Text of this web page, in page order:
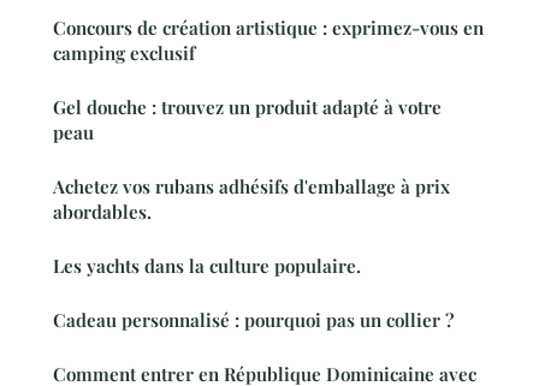
Concours de création artistique : exprimez-vous en
camping exclusif
Gel douche : trouvez un produit adapté à votre
peau
Achetez vos rubans adhésifs d'emballage à prix
abordables.
Les yachts dans la culture populaire.
Cadeau personnalisé : pourquoi pas un collier ?
Comment entrer en République Dominicaine avec